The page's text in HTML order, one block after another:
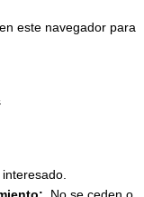
este navegador para